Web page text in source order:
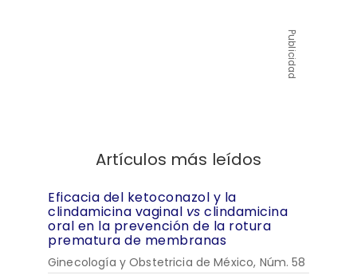
Publicidad
Artículos más leídos
Eficacia del ketoconazol y la
clindamicina vaginal vs clindamicina
oral en la prevención de la rotura
prematura de membranas
Ginecología y Obstetricia de México, Núm. 58